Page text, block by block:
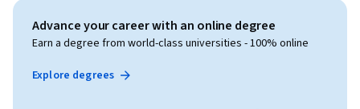
Advance your career with an online degree
Earn a degree from world-class universities - 100% online
Explore degrees